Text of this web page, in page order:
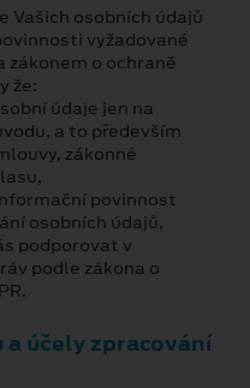
Vašich osobních údajů
vyžadované
o ochraně
že:
údaje jen na
a to především
zákonné
povinnost
osobních údajů,
podporovat v
podle zákona o
a účely zpracování